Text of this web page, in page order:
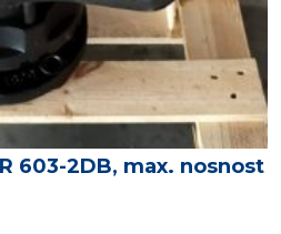
603-2DB, max. nosnost